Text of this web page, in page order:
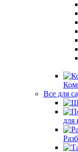
Все для
для